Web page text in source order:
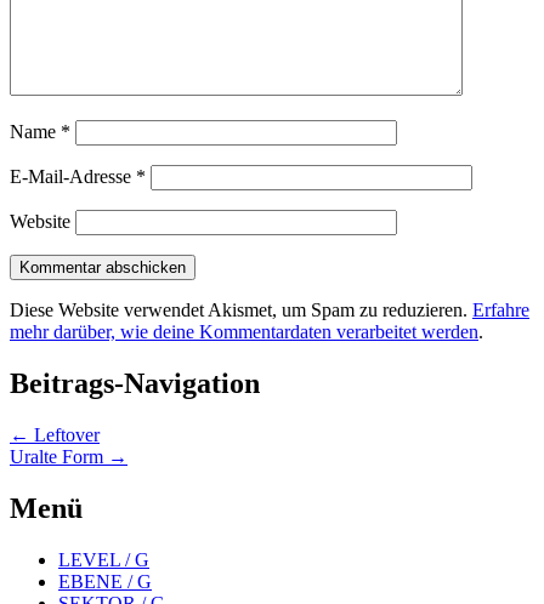
Name *
E-Mail-Adresse *
Website
Diese Website verwendet Akismet, um Spam zu reduzieren. Erfahre
mehr darüber, wie deine Kommentardaten verarbeitet werden.
Beitrags-Navigation
← Leftover
Uralte Form →
Menü
LEVEL / G
EBENE / G